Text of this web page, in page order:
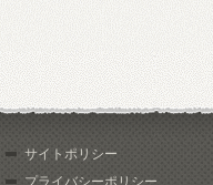
サイトポリシー
プライバシーポリシー